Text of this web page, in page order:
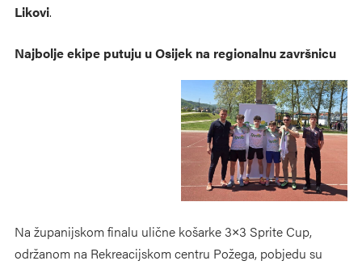
Likovi.
Najbolje ekipe putuju u Osijek na regionalnu završnicu
Na županijskom finalu ulične košarke 3×3 Sprite Cup,
održanom na Rekreacijskom centru Požega, pobjedu su